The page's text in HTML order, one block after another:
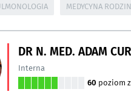
MEDYCYNA
DR N. MED. ADAM
Interna
60 poziom